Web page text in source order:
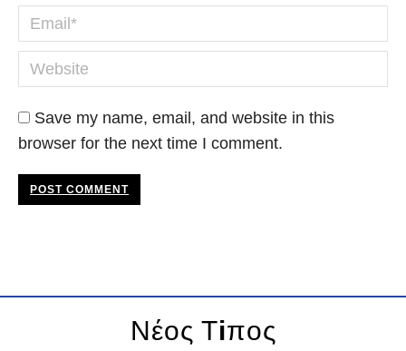
Email *
Website
Save my name, email, and website in this
browser for the next time I comment.
POST COMMENT
Νέος Τiπος